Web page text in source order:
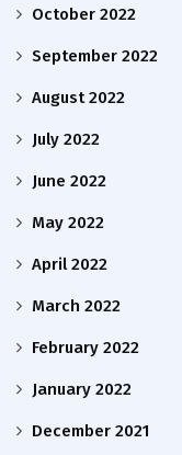
October 2022
September 2022
August 2022
July 2022
June 2022
May 2022
April 2022
March 2022
February 2022
January 2022
December 2021